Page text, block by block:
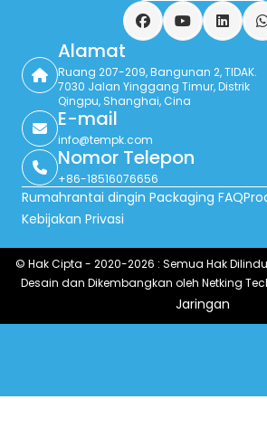
FacebookYouTubeLinkedIn
Alamat
Ruang 207-209, Bangunan 2, TIDAK.
7030 Jalan Yinggang Timur, Distrik
Qingpu, Shanghai, Cina
E-mail
info@tempk.com
Nomor Telepon
+86-18516076656
Rumahrantai dingin Packaging FAQ
Kebijakan Privasi
© Hak Cipta - 2020-2026 : Semua Hak
Desain dan Dikembangkan oleh Netking
Jaringan